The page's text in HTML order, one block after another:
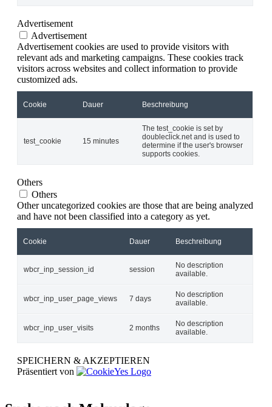
Advertisement
Advertisement
Advertisement cookies are used to provide visitors with
relevant ads and marketing campaigns. These cookies track
visitors across websites and collect information to provide
customized ads.
Cookie Dauer Beschreibung
test_cookie 15 minutes
The test_cookie is set by
doubleclick.net and is used to
determine if the user's browser
supports cookies.
Others
Others
Other uncategorized cookies are those that are being analyzed
and have not been classified into a category as yet.
Cookie Dauer Beschreibung
wbcr_inp_session_id session
No description
available.
wbcr_inp_user_page_views 7 days
No description
available.
wbcr_inp_user_visits 2 months
No description
available.
SPEICHERN & AKZEPTIEREN
Präsentiert von